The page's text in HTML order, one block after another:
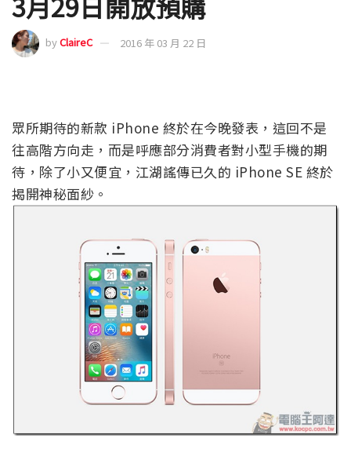
byClaireC 2016 年 03 月 22 日
眾所期待的新款 iPhone 終於在今晚發表，這回不是
往高階方向走，而是呼應部分消費者對小型手機的期
待，除了小又便宜，江湖謠傳已久的 iPhone SE 終於
揭開神秘面紗。